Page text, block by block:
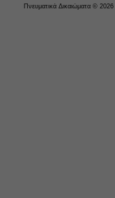
Πνευματικά Δικαιώματα © 2026